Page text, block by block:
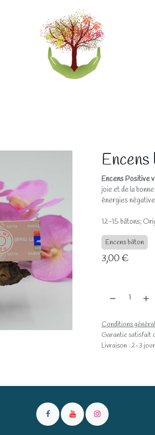
Encens Positive
joie et de la
énergies
12-15 bâtons;
Encens bâton
3,00€
Conditions
Garantie satisfait
Livraison : 2-3